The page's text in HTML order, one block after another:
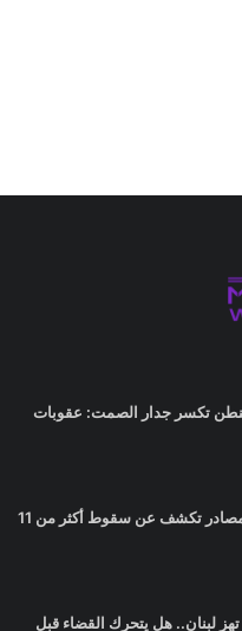
تكسر جدار الصمت: عقوبات
مجزرة في الجنوب: مصادر تكشف عن سقوط أكثر من 11
لبنان.. هل يتحرك القضاء قبل